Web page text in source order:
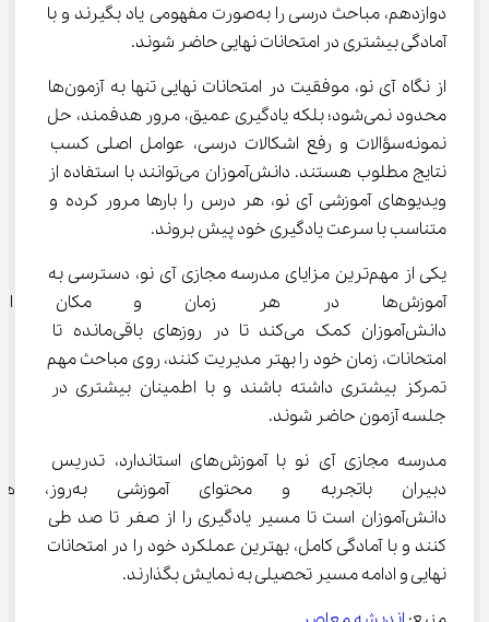
دوازدهم، مباحث درسی را به‌صورت مفهومی یاد بگیرند و با
آمادگی بیشتری در امتحانات نهایی حاضر شوند.
از نگاه آی‌ نو، موفقیت در امتحانات نهایی تنها به آزمون‌ها
محدود نمی‌شود؛ بلکه یادگیری عمیق، مرور هدفمند، حل
نمونه‌سؤالات و رفع اشکالات درسی، عوامل اصلی کسب
نتایج مطلوب هستند. دانش‌آموزان می‌توانند با استفاده از
ویدیوهای آموزشی آی‌ نو، هر درس را بارها مرور کرده و
متناسب با سرعت یادگیری خود پیش بروند.
یکی از مهم‌ترین مزایای مدرسه مجازی آی‌ نو، دسترسی به
آموزش‌ها در هر زمان و مکان
دانش‌آموزان کمک می‌کند تا در روزهای باقی‌مانده تا
امتحانات، زمان خود را بهتر مدیریت کنند، روی مباحث مهم
تمرکز بیشتری داشته باشند و با اطمینان بیشتری در
جلسه آزمون حاضر شوند.
مدرسه مجازی آی‌ نو با آموزش‌های استاندارد، تدریس
دبیران باتجربه و محتوای
دانش‌آموزان است تا مسیر یادگیری را از صفر تا صد طی
کنند و با آمادگی کامل، بهترین عملکرد خود را در امتحانات
نهایی و ادامه مسیر تحصیلی به نمایش بگذارند.